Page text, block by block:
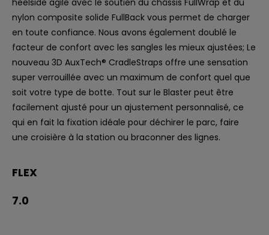
heelside agile avec le soutien du châssis FullWrap et du
nylon composite solide FullBack vous permet de charger
en toute confiance. Nous avons également doublé le
facteur de confort avec les sangles les mieux ajustées; Le
nouveau 3D AuxTech® CradleStraps offre une sensation
super verrouillée avec un maximum de confort quel que
soit votre type de botte. Tout sur le Blaster peut être
facilement ajusté pour un ajustement personnalisé, ce
qui en fait la fixation idéale pour déchirer le parc, faire
une croisière à la station ou braconner des lignes.
FLEX
7.0